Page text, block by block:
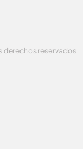
derechos reservados